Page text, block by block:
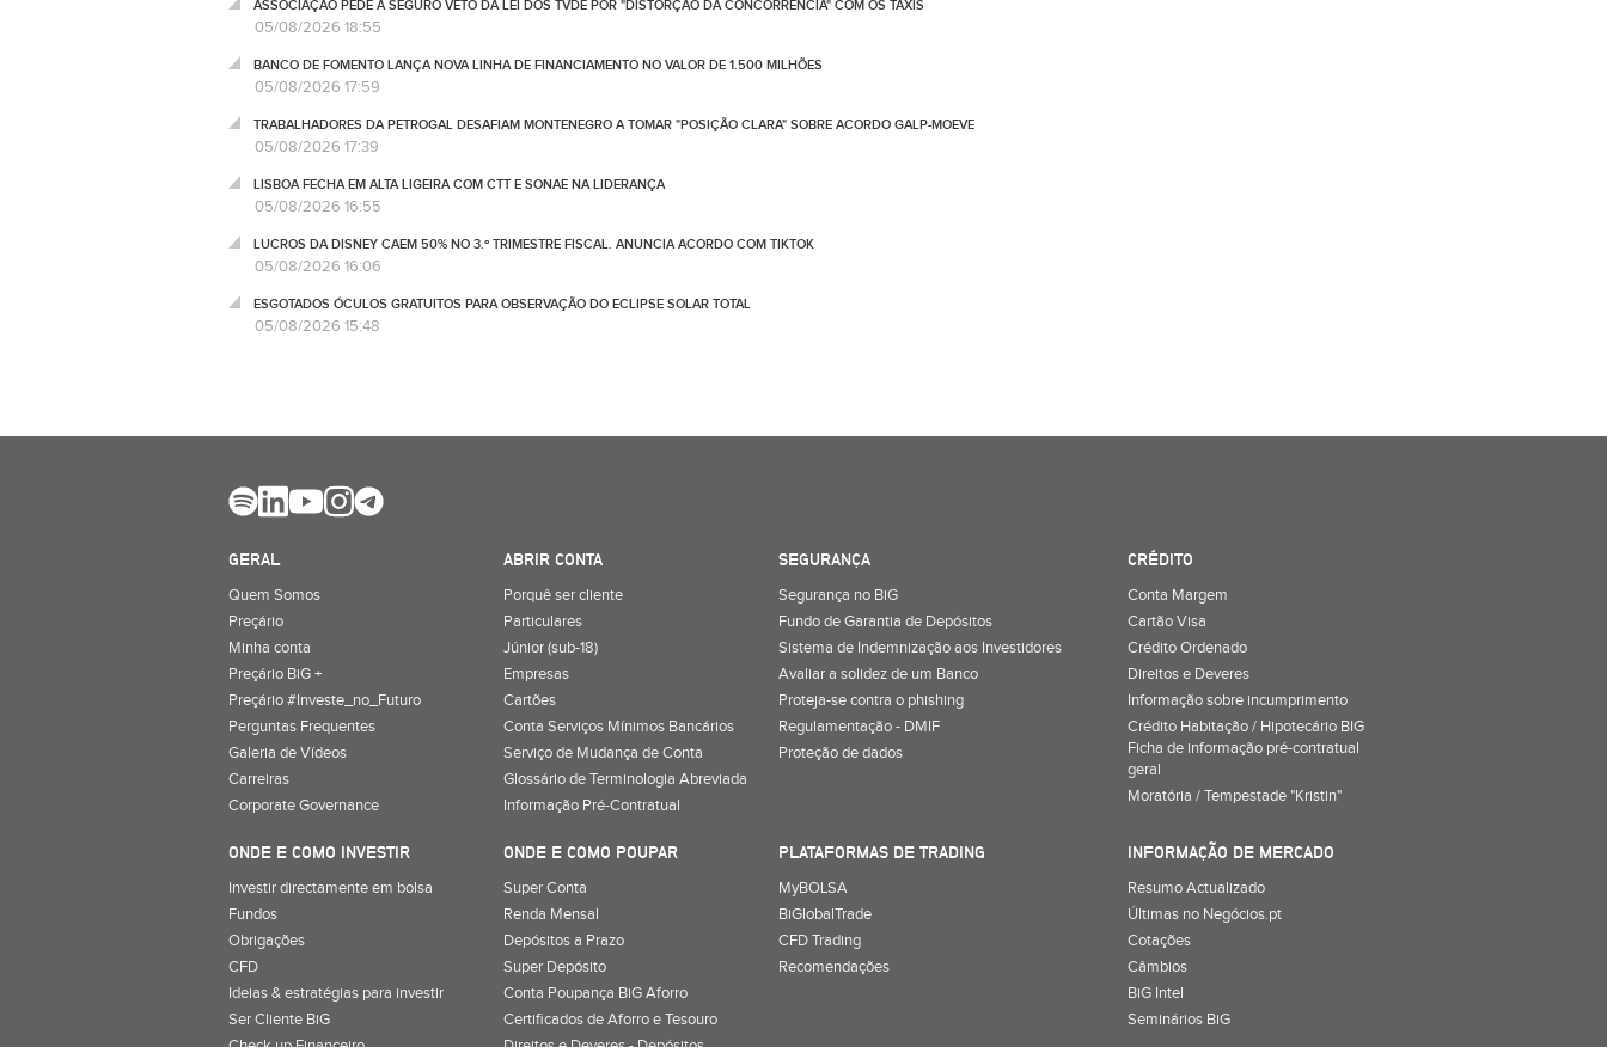
ASSOCIAÇÃO PEDE A SEGURO VETO DA LEI DOS TVDE POR "DISTORÇÃO DA CONCORRÊNCIA" COM OS TÁXIS
05/08/2026 18:55
BANCO DE FOMENTO LANÇA NOVA LINHA DE FINANCIAMENTO NO VALOR DE 1.500 MILHÕES
05/08/2026 17:59
TRABALHADORES DA PETROGAL DESAFIAM MONTENEGRO A TOMAR "POSIÇÃO CLARA" SOBRE ACORDO GALP-MOEVE
05/08/2026 17:39
LISBOA FECHA EM ALTA LIGEIRA COM CTT E SONAE NA LIDERANÇA
05/08/2026 16:55
LUCROS DA DISNEY CAEM 50% NO 3.º TRIMESTRE FISCAL. ANUNCIA ACORDO COM TIKTOK
05/08/2026 16:06
ESGOTADOS ÓCULOS GRATUITOS PARA OBSERVAÇÃO DO ECLIPSE SOLAR TOTAL
05/08/2026 15:48
GERAL
Quem Somos
Preçário
Minha conta
Preçário BiG +
Preçário #Investe_no_Futuro
Perguntas Frequentes
Galeria de Vídeos
Carreiras
Corporate Governance
ABRIR CONTA
Porquê ser cliente
Particulares
Júnior (sub-18)
Empresas
Cartões
Conta Serviços Mínimos Bancários
Serviço de Mudança de Conta
Glossário de Terminologia Abreviada
Informação Pré-Contratual
SEGURANÇA
Segurança no BiG
Fundo de Garantia de Depósitos
Sistema de Indemnização aos Investidores
Avaliar a solidez de um Banco
Proteja-se contra o phishing
Regulamentação - DMIF
Proteção de dados
CRÉDITO
Conta Margem
Cartão Visa
Crédito Ordenado
Direitos e Deveres
Informação sobre incumprimento
Crédito Habitação / Hipotecário BIG
Ficha de informação pré-contratual
geral
Moratória / Tempestade "Kristin"
ONDE E COMO INVESTIR
Investir directamente em bolsa
Fundos
Obrigações
CFD
Ideias & estratégias para investir
Ser Cliente BiG
ONDE E COMO POUPAR
Super Conta
Renda Mensal
Depósitos a Prazo
Super Depósito
Conta Poupança BiG Aforro
Certificados de Aforro e Tesouro
PLATAFORMAS DE TRADING
MyBOLSA
BiGlobalTrade
CFD Trading
Recomendações
INFORMAÇÃO DE MERCADO
Resumo Actualizado
Últimas no Negócios.pt
Cotações
Câmbios
BiG Intel
Seminários BiG